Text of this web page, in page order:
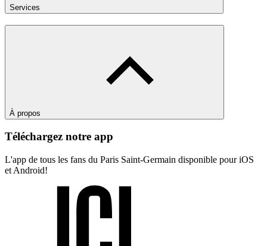
Services
À propos
Téléchargez notre app
L'app de tous les fans du Paris Saint-Germain disponible pour iOS
et Android!